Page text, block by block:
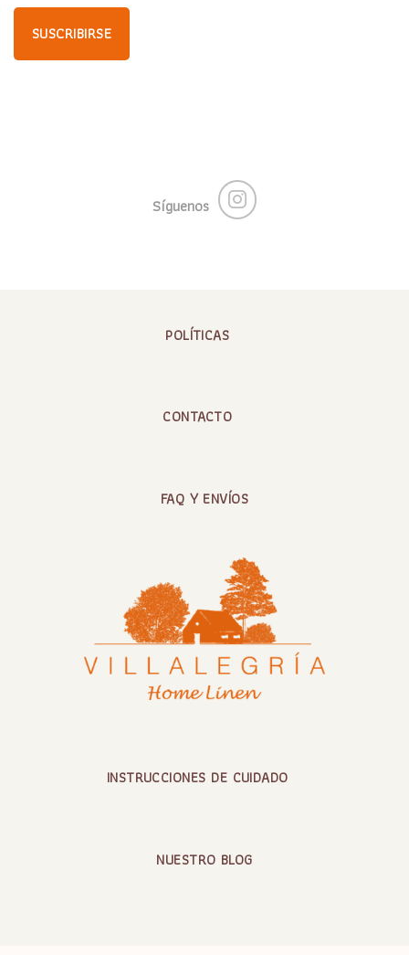
Síguenos
POLÍTICAS
CONTACTO
FAQ Y ENVÍOS
INSTRUCCIONES DE CUIDADO
NUESTRO BLOG